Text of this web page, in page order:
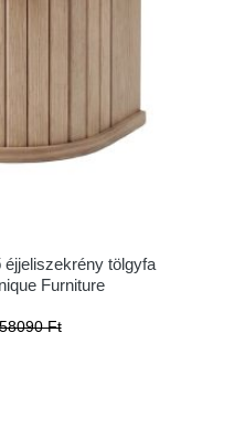
tölgyfa
Furniture
Ft